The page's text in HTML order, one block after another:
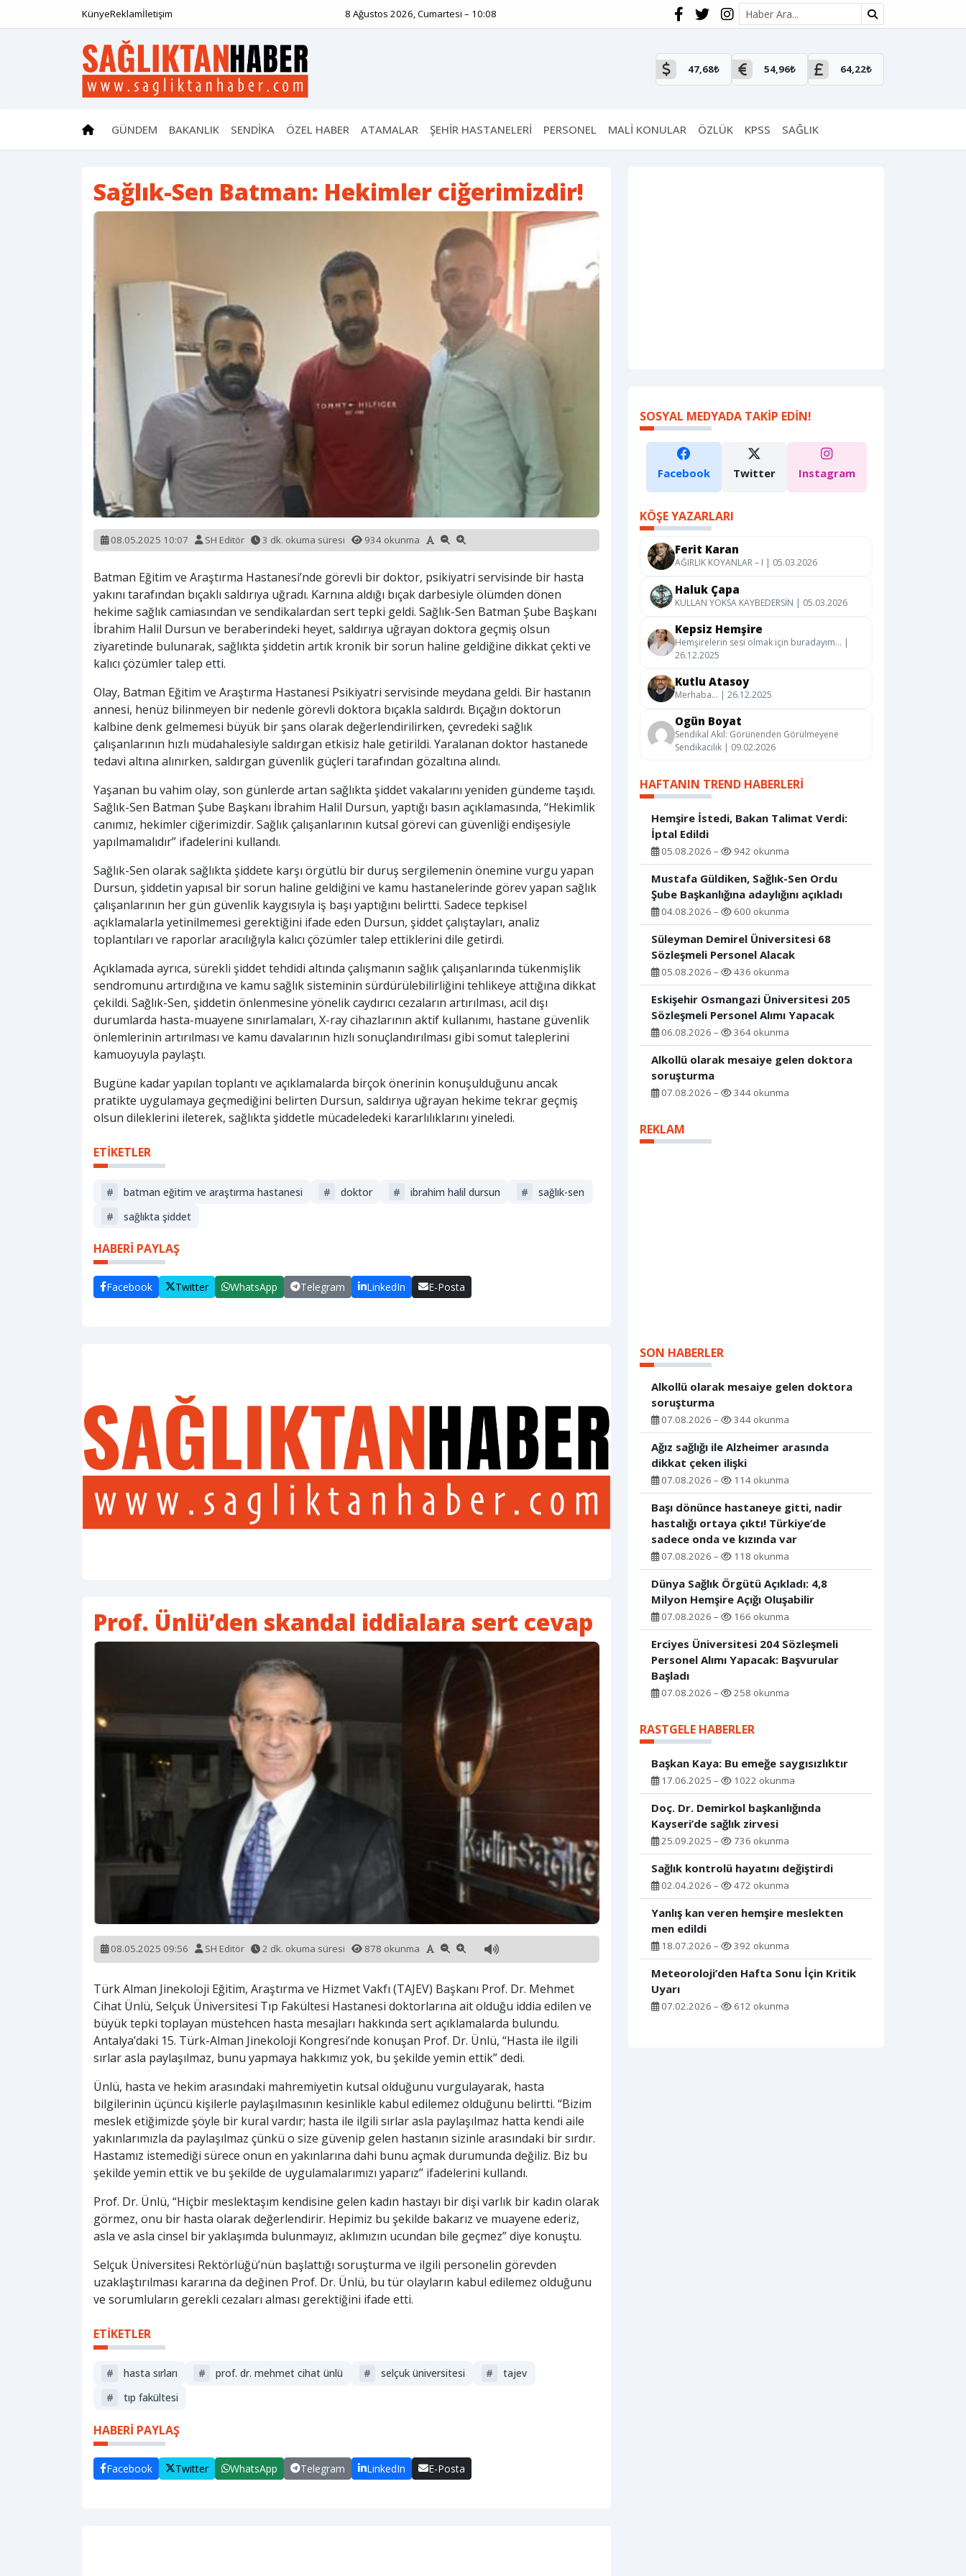
KünyeReklamİletişim 8 Ağustos 2026, Cumartesi – 10:08 Site içi arama
47,68₺ 54,96₺ 64,22₺
GÜNDEM BAKANLIK SENDİKA ÖZEL HABER ATAMALAR ŞEHİR HASTANELERİ PERSONEL MALİ KONULAR ÖZLÜK KPSS SAĞLIK
Sağlık-Sen Batman: Hekimler ciğerimizdir!
08.05.2025 10:07 SH Editör 3 dk. okuma süresi 934 okunma
Batman Eğitim ve Araştırma Hastanesi’nde görevli bir doktor, psikiyatri servisinde bir hasta
yakını tarafından bıçaklı saldırıya uğradı. Karnına aldığı bıçak darbesiyle ölümden dönen
hekime sağlık camiasından ve sendikalardan sert tepki geldi. Sağlık-Sen Batman Şube Başkanı
İbrahim Halil Dursun ve beraberindeki heyet, saldırıya uğrayan doktora geçmiş olsun
ziyaretinde bulunarak, sağlıkta şiddetin artık kronik bir sorun haline geldiğine dikkat çekti ve
kalıcı çözümler talep etti.
Olay, Batman Eğitim ve Araştırma Hastanesi Psikiyatri servisinde meydana geldi. Bir hastanın
annesi, henüz bilinmeyen bir nedenle görevli doktora bıçakla saldırdı. Bıçağın doktorun
kalbine denk gelmemesi büyük bir şans olarak değerlendirilirken, çevredeki sağlık
çalışanlarının hızlı müdahalesiyle saldırgan etkisiz hale getirildi. Yaralanan doktor hastanede
tedavi altına alınırken, saldırgan güvenlik güçleri tarafından gözaltına alındı.
Yaşanan bu vahim olay, son günlerde artan sağlıkta şiddet vakalarını yeniden gündeme taşıdı.
Sağlık-Sen Batman Şube Başkanı İbrahim Halil Dursun, yaptığı basın açıklamasında, “Hekimlik
canımız, hekimler ciğerimizdir. Sağlık çalışanlarının kutsal görevi can güvenliği endişesiyle
yapılmamalıdır” ifadelerini kullandı.
Sağlık-Sen olarak sağlıkta şiddete karşı örgütlü bir duruş sergilemenin önemine vurgu yapan
Dursun, şiddetin yapısal bir sorun haline geldiğini ve kamu hastanelerinde görev yapan sağlık
çalışanlarının her gün güvenlik kaygısıyla iş başı yaptığını belirtti. Sadece tepkisel
açıklamalarla yetinilmemesi gerektiğini ifade eden Dursun, şiddet çalıştayları, analiz
toplantıları ve raporlar aracılığıyla kalıcı çözümler talep ettiklerini dile getirdi.
Açıklamada ayrıca, sürekli şiddet tehdidi altında çalışmanın sağlık çalışanlarında tükenmişlik
sendromunu artırdığına ve kamu sağlık sisteminin sürdürülebilirliğini tehlikeye attığına dikkat
çekildi. Sağlık-Sen, şiddetin önlenmesine yönelik caydırıcı cezaların artırılması, acil dışı
durumlarda hasta-muayene sınırlamaları, X-ray cihazlarının aktif kullanımı, hastane güvenlik
önlemlerinin artırılması ve kamu davalarının hızlı sonuçlandırılması gibi somut taleplerini
kamuoyuyla paylaştı.
Bugüne kadar yapılan toplantı ve açıklamalarda birçok önerinin konuşulduğunu ancak
pratikte uygulamaya geçmediğini belirten Dursun, saldırıya uğrayan hekime tekrar geçmiş
olsun dileklerini ileterek, sağlıkta şiddetle mücadeledeki kararlılıklarını yineledi.
ETİKETLER
# batman eğitim ve araştırma hastanesi # doktor # i̇brahim halil dursun #
sağlık-sen
#
sağlıkta şiddet
HABERİ PAYLAŞ
Facebook Twitter WhatsApp Telegram LinkedIn E-Posta
Prof. Ünlü’den skandal iddialara sert cevap
08.05.2025 09:56 SH Editör 2 dk. okuma süresi 878 okunma
Türk Alman Jinekoloji Eğitim, Araştırma ve Hizmet Vakfı (TAJEV) Başkanı Prof. Dr. Mehmet
Cihat Ünlü, Selçuk Üniversitesi Tıp Fakültesi Hastanesi doktorlarına ait olduğu iddia edilen ve
büyük tepki toplayan müstehcen hasta mesajları hakkında sert açıklamalarda bulundu.
Antalya’daki 15. Türk-Alman Jinekoloji Kongresi’nde konuşan Prof. Dr. Ünlü, “Hasta ile ilgili
sırlar asla paylaşılmaz, bunu yapmaya hakkımız yok, bu şekilde yemin ettik” dedi.
Ünlü, hasta ve hekim arasındaki mahremiyetin kutsal olduğunu vurgulayarak, hasta
bilgilerinin üçüncü kişilerle paylaşılmasının kesinlikle kabul edilemez olduğunu belirtti. “Bizim
meslek etiğimizde şöyle bir kural vardır; hasta ile ilgili sırlar asla paylaşılmaz hatta kendi aile
yakınlarımızla da paylaşılmaz çünkü o size güvenip gelen hastanın sizinle arasındaki bir sırdır.
Hastamız istemediği sürece onun en yakınlarına dahi bunu açmak durumunda değiliz. Biz bu
şekilde yemin ettik ve bu şekilde de uygulamalarımızı yaparız” ifadelerini kullandı.
Prof. Dr. Ünlü, “Hiçbir meslektaşım kendisine gelen kadın hastayı bir dişi varlık bir kadın olarak
görmez, onu bir hasta olarak değerlendirir. Hepimiz bu şekilde bakarız ve muayene ederiz,
asla ve asla cinsel bir yaklaşımda bulunmayız, aklımızın ucundan bile geçmez” diye konuştu.
Selçuk Üniversitesi Rektörlüğü’nün başlattığı soruşturma ve ilgili personelin görevden
uzaklaştırılması kararına da değinen Prof. Dr. Ünlü, bu tür olayların kabul edilemez olduğunu
ve sorumluların gerekli cezaları alması gerektiğini ifade etti.
ETİKETLER
# hasta sırları # prof. dr. mehmet cihat ünlü # selçuk üniversitesi #
tajev
#
tıp fakültesi
HABERİ PAYLAŞ
Facebook Twitter WhatsApp Telegram LinkedIn E-Posta
SOSYAL MEDYADA TAKIP EDIN!
Facebook Twitter Instagram
KÖŞE YAZARLARI
Ferit Karan
AĞIRLIK KOYANLAR – I | 05.03.2026
Haluk Çapa
KULLAN YOKSA KAYBEDERSİN | 05.03.2026
Kepsiz Hemşire
Hemşirelerin sesi olmak için buradayım… |
26.12.2025
Kutlu Atasoy
Merhaba… | 26.12.2025
Ogün Boyat
Sendikal Akıl: Görünenden Görülmeyene
Sendikacılık | 09.02.2026
HAFTANIN TREND HABERLERI
Hemşire İstedi, Bakan Talimat Verdi:
İptal Edildi
05.08.2026 – 942 okunma
Mustafa Güldiken, Sağlık-Sen Ordu
Şube Başkanlığına adaylığını açıkladı
04.08.2026 – 600 okunma
Süleyman Demirel Üniversitesi 68
Sözleşmeli Personel Alacak
05.08.2026 – 436 okunma
Eskişehir Osmangazi Üniversitesi 205
Sözleşmeli Personel Alımı Yapacak
06.08.2026 – 364 okunma
Alkollü olarak mesaiye gelen doktora
soruşturma
07.08.2026 – 344 okunma
REKLAM
SON HABERLER
Alkollü olarak mesaiye gelen doktora
soruşturma
07.08.2026 – 344 okunma
Ağız sağlığı ile Alzheimer arasında
dikkat çeken ilişki
07.08.2026 – 114 okunma
Başı dönünce hastaneye gitti, nadir
hastalığı ortaya çıktı! Türkiye’de
sadece onda ve kızında var
07.08.2026 – 118 okunma
Dünya Sağlık Örgütü Açıkladı: 4,8
Milyon Hemşire Açığı Oluşabilir
07.08.2026 – 166 okunma
Erciyes Üniversitesi 204 Sözleşmeli
Personel Alımı Yapacak: Başvurular
Başladı
07.08.2026 – 258 okunma
RASTGELE HABERLER
Başkan Kaya: Bu emeğe saygısızlıktır
17.06.2025 – 1022 okunma
Doç. Dr. Demirkol başkanlığında
Kayseri’de sağlık zirvesi
25.09.2025 – 736 okunma
Sağlık kontrolü hayatını değiştirdi
02.04.2026 – 472 okunma
Yanlış kan veren hemşire meslekten
men edildi
18.07.2026 – 392 okunma
Meteoroloji’den Hafta Sonu İçin Kritik
Uyarı
07.02.2026 – 612 okunma